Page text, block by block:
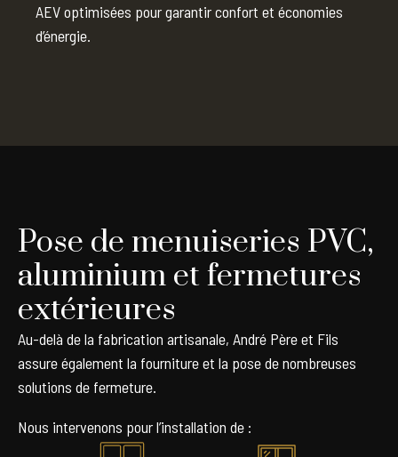
AEV optimisées pour garantir confort et économies
d’énergie.
Pose de menuiseries PVC,
aluminium et fermetures
extérieures
Au-delà de la fabrication artisanale, André Père et Fils
assure également la fourniture et la pose de nombreuses
solutions de fermeture.
Nous intervenons pour l’installation de :